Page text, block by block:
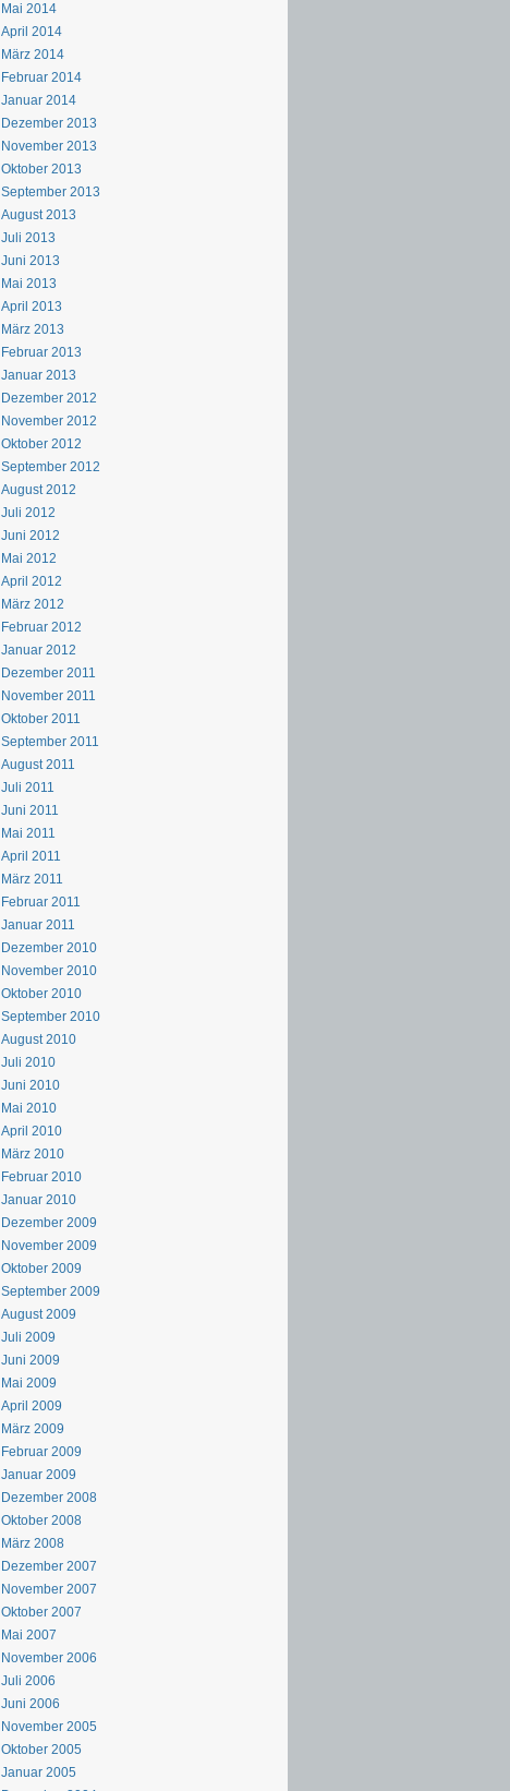
Mai 2014
April 2014
März 2014
Februar 2014
Januar 2014
Dezember 2013
November 2013
Oktober 2013
September 2013
August 2013
Juli 2013
Juni 2013
Mai 2013
April 2013
März 2013
Februar 2013
Januar 2013
Dezember 2012
November 2012
Oktober 2012
September 2012
August 2012
Juli 2012
Juni 2012
Mai 2012
April 2012
März 2012
Februar 2012
Januar 2012
Dezember 2011
November 2011
Oktober 2011
September 2011
August 2011
Juli 2011
Juni 2011
Mai 2011
April 2011
März 2011
Februar 2011
Januar 2011
Dezember 2010
November 2010
Oktober 2010
September 2010
August 2010
Juli 2010
Juni 2010
Mai 2010
April 2010
März 2010
Februar 2010
Januar 2010
Dezember 2009
November 2009
Oktober 2009
September 2009
August 2009
Juli 2009
Juni 2009
Mai 2009
April 2009
März 2009
Februar 2009
Januar 2009
Dezember 2008
Oktober 2008
März 2008
Dezember 2007
November 2007
Oktober 2007
Mai 2007
November 2006
Juli 2006
Juni 2006
November 2005
Oktober 2005
Januar 2005